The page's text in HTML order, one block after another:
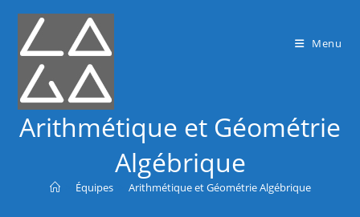
Menu
Arithmétique et Géométrie
Algébrique
Équipes Arithmétique et Géométrie Algébrique